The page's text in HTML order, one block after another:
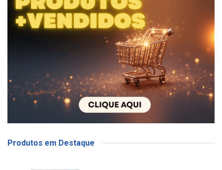
Produtos em Destaque